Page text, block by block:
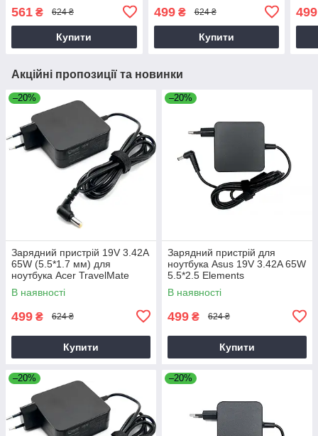
P63G, P63G002 90W
561 ₴ 624 ₴
Купити
499₴ 624 ₴
Купити
499
Акційні пропозиції та новинки
–20%
Зарядний пристрій 19V 3.42A
65W (5.5*1.7 мм) для
ноутбука Acer TravelMate
P2510-G2-M
В наявності
499 ₴ 624 ₴
Купити
–20%
Зарядний пристрій для
ноутбука Asus 19V 3.42A 65W
5.5*2.5 Elements
В наявності
499 ₴ 624 ₴
Купити
–20% –20%